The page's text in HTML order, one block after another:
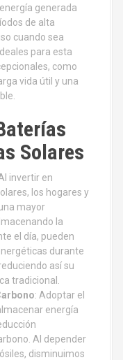
generada
de alta
cuando sea
para esta
como
vida útil y una
Solares
invertir en
los hogares y
mayor
la
el día, pueden
durante
así su
tradicional.
: Adoptar el
energía
Al depender
disminuimos